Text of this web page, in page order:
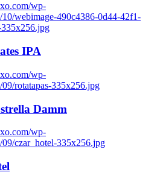
wp-
10/webimage-490c4386-0d44-42f1-
IPA
wp-
rotatapas-335x256.jpg
Damm
wp-
czar_hotel-335x256.jpg